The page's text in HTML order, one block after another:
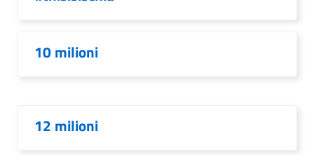
10 milioni
12 milioni